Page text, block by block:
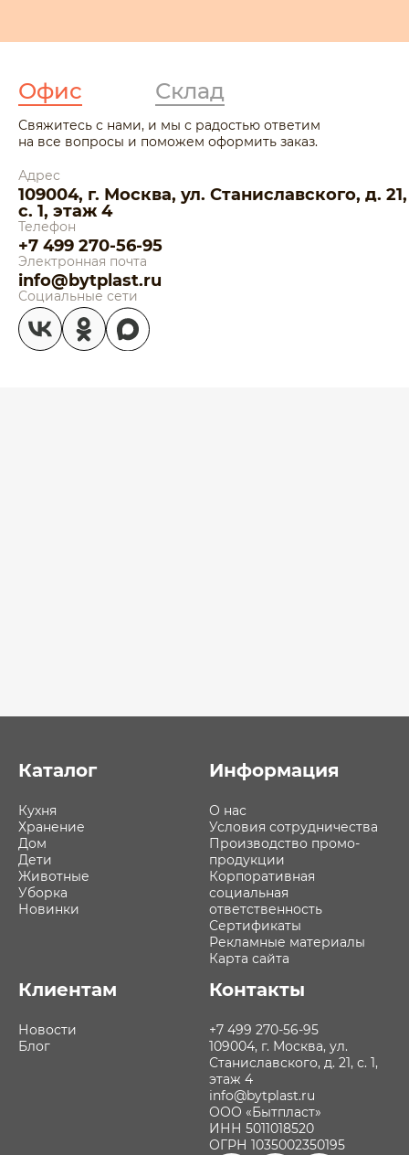
Офис Склад
Свяжитесь с нами, и мы с радостью ответим
на все вопросы и поможем оформить заказ.
Адрес
109004, г. Москва, ул. Станиславского, д. 21,
с. 1, этаж 4
Телефон
+7 499 270-56-95
Электронная почта
info@bytplast.ru
Социальные сети
Каталог
Кухня
Хранение
Дом
Дети
Животные
Уборка
Новинки
Информация
О нас
Условия сотрудничества
Производство промо-
продукции
Корпоративная
социальная
ответственность
Сертификаты
Рекламные материалы
Карта сайта
Клиентам
Новости
Блог
Контакты
+7 499 270-56-95
109004, г. Москва, ул.
Станиславского, д. 21, с. 1,
этаж 4
info@bytplast.ru
ООО «Бытпласт»
ИНН 5011018520
ОГРН 1035002350195